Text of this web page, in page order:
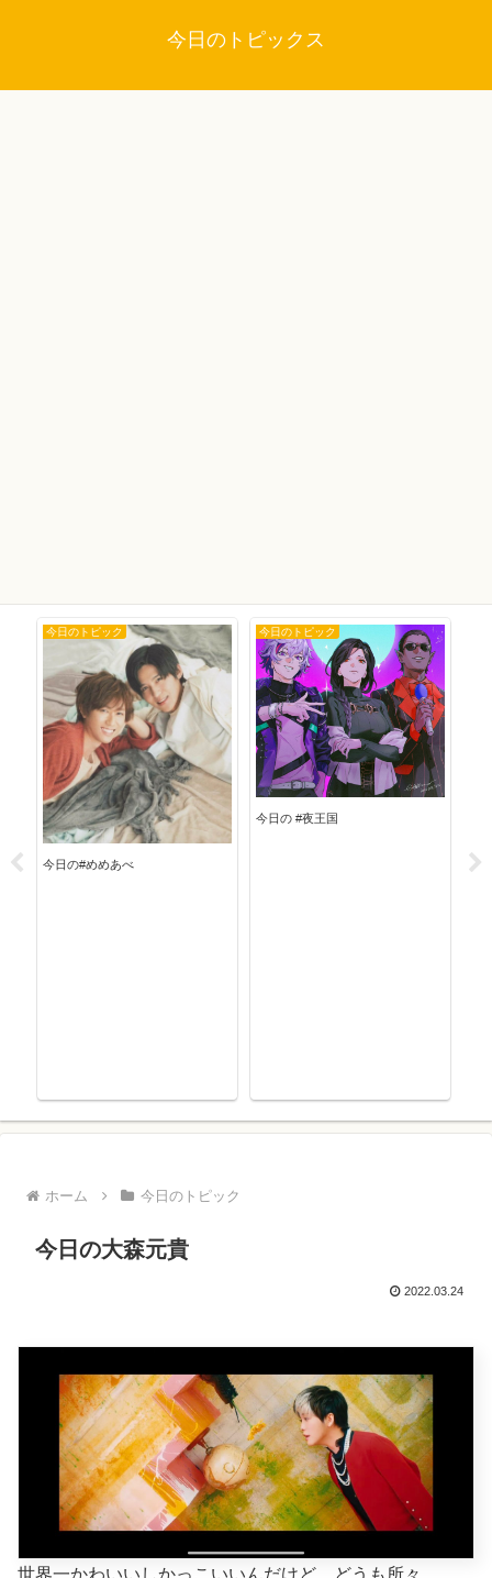
今日のトピックス
今日のトピック
今日の#めめあべ
今日のトピック
今日の #夜王国
ホーム 今日のトピック
今日の大森元貴
2022.03.24
世界一かわいいしかっこいいんだけど、どうも所々